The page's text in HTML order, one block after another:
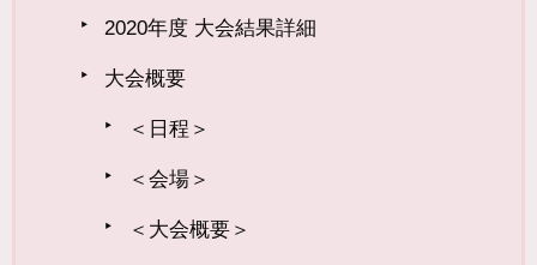
2020年度 大会結果詳細
大会概要
＜日程＞
＜会場＞
＜大会概要＞